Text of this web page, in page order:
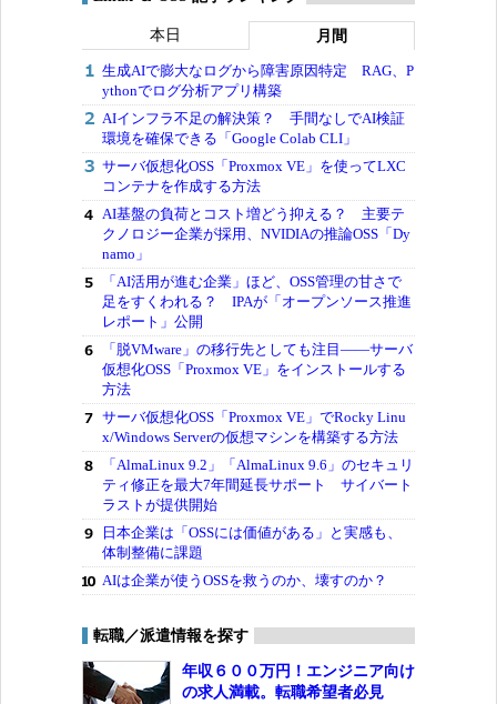
本日 月間
生成AIで膨大なログから障害原因特定 RAG、P
ythonでログ分析アプリ構築
AIインフラ不足の解決策？ 手間なしでAI検証
環境を確保できる「Google Colab CLI」
サーバ仮想化OSS「Proxmox VE」を使ってLXC
コンテナを作成する方法
AI基盤の負荷とコスト増どう抑える？ 主要テ
クノロジー企業が採用、NVIDIAの推論OSS「Dy
namo」
「AI活用が進む企業」ほど、OSS管理の甘さで
足をすくわれる？ IPAが「オープンソース推進
レポート」公開
「脱VMware」の移行先としても注目――サーバ
仮想化OSS「Proxmox VE」をインストールする
方法
サーバ仮想化OSS「Proxmox VE」でRocky Linu
x/Windows Serverの仮想マシンを構築する方法
「AlmaLinux 9.2」「AlmaLinux 9.6」のセキュリ
ティ修正を最大7年間延長サポート サイバート
ラストが提供開始
日本企業は「OSSには価値がある」と実感も、
体制整備に課題
AIは企業が使うOSSを救うのか、壊すのか？
転職／派遣情報を探す
年収６００万円！エンジニア向け
の求人満載。転職希望者必見